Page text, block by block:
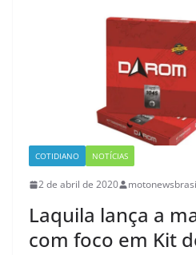
COTIDIANO NOTÍCIAS
2 de abril de 2020
Laquila lança a
com foco em Kit